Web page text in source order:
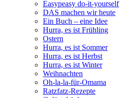
Easypeasy do-it-yourself
DAS machen wir heute
Ein Buch – eine Idee
Hurra, es ist Frühling
Ostern
Hurra, es ist Sommer
Hurra, es ist Herbst
Hurra, es ist Winter
Weihnachten
Oh-la-la-für-Omama
Ratzfatz-Rezepte